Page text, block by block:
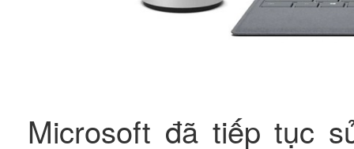
Microsoft đã tiếp tục